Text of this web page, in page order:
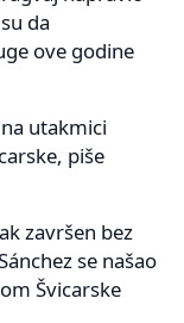
da
ove godine
utakmici
piše
završen bez
se našao
Švicarske